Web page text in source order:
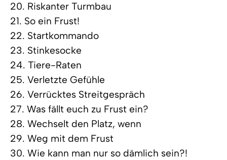
20. Riskanter Turmbau
21. So ein Frust!
22. Startkommando
23. Stinkesocke
24. Tiere-Raten
25. Verletzte Gefühle
26. Verrücktes Streitgespräch
27. Was fällt euch zu Frust ein?
28. Wechselt den Platz, wenn
29. Weg mit dem Frust
30. Wie kann man nur so dämlich sein?!